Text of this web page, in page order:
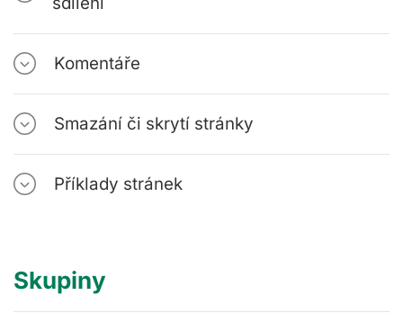
Komentáře
Smazání či skrytí stránky
Příklady stránek
Skupiny